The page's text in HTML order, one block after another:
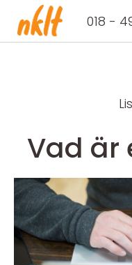
018 -
Vad är